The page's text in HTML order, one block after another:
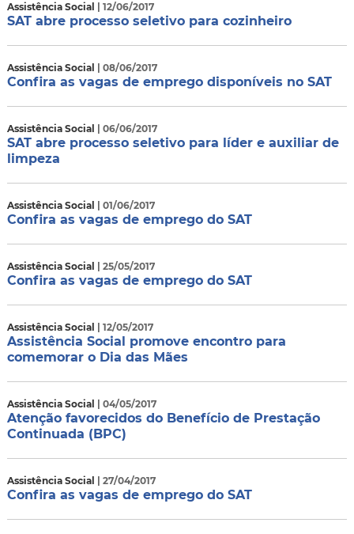
Assistência Social | 12/06/2017
SAT abre processo seletivo para cozinheiro
Assistência Social | 08/06/2017
Confira as vagas de emprego disponíveis no SAT
Assistência Social | 06/06/2017
SAT abre processo seletivo para líder e auxiliar de
limpeza
Assistência Social | 01/06/2017
Confira as vagas de emprego do SAT
Assistência Social | 25/05/2017
Confira as vagas de emprego do SAT
Assistência Social | 12/05/2017
Assistência Social promove encontro para
comemorar o Dia das Mães
Assistência Social | 04/05/2017
Atenção favorecidos do Benefício de Prestação
Continuada (BPC)
Assistência Social | 27/04/2017
Confira as vagas de emprego do SAT